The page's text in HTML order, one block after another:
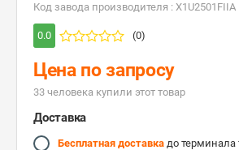
Код завода производителя : X1U2501FIIA
0.0 (0)
Цена по запросу
33 человекa купили этот товар
Доставка
Бесплатная доставка до терминала